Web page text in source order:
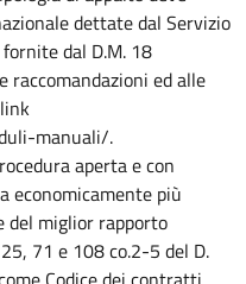
dettate dal Servizio
dal D.M. 18
raccomandazioni ed alle
manuali/.
aperta e con
economicamente più
del miglior rapporto
71 e 108 co.2-5 del D.